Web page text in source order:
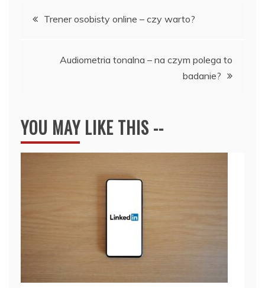
Nawigacja
Trener osobisty online – czy warto?
Audiometria tonalna – na czym polega to
badanie?
YOU MAY LIKE THIS --